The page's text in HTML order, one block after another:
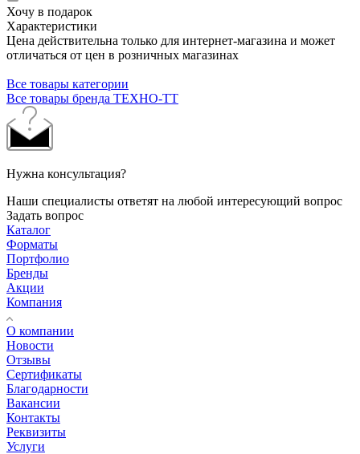
Хочу в подарок
Характеристики
Цена действительна только для интернет-магазина и может
отличаться от цен в розничных магазинах
Все товары категории
Все товары бренда ТЕХНО-ТТ
Нужна консультация?
Наши специалисты ответят на любой интересующий вопрос
Задать вопрос
Каталог
Форматы
Портфолио
Бренды
Акции
Компания
О компании
Новости
Отзывы
Сертификаты
Благодарности
Вакансии
Контакты
Реквизиты
Услуги